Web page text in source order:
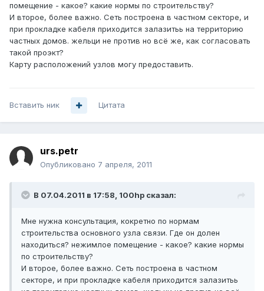
помещение - какое? какие нормы по строительству?
И второе, более важно. Сеть построена в частном секторе, и
при прокладке кабеля приходится залазитьь на территорию
частных домов. жельци не против но всё же, как согласовать
такой проэкт?
Карту расположений узлов могу предоставить.
Вставить ник Цитата
urs.petr
Опубликовано 7 апреля, 2011
В 07.04.2011 в 17:58, 100hp сказал:
Мне нужна консультация, кокретно по нормам
строительства основного узла связи. Где он долен
находиться? нежимлое помещение - какое? какие нормы
по строительству?
И второе, более важно. Сеть построена в частном
секторе, и при прокладке кабеля приходится залазитьь